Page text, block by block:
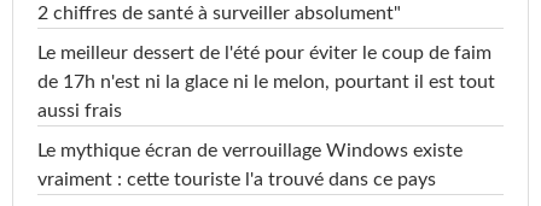
2 chiffres de santé à surveiller absolument"
Le meilleur dessert de l'été pour éviter le coup de faim
de 17h n'est ni la glace ni le melon, pourtant il est tout
aussi frais
Le mythique écran de verrouillage Windows existe
vraiment : cette touriste l'a trouvé dans ce pays